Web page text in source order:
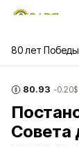
80 лет Победы
80.93 -0.20$
Совета